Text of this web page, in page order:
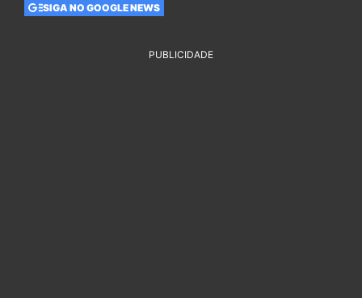
SIGA NO GOOGLE NEWS
PUBLICIDADE